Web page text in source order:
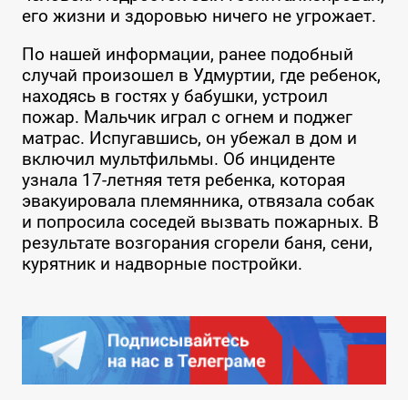
его жизни и здоровью ничего не угрожает.
По нашей информации, ранее подобный
случай произошел в Удмуртии, где ребенок,
находясь в гостях у бабушки, устроил
пожар. Мальчик играл с огнем и поджег
матрас. Испугавшись, он убежал в дом и
включил мультфильмы. Об инциденте
узнала 17-летняя тетя ребенка, которая
эвакуировала племянника, отвязала собак
и попросила соседей вызвать пожарных. В
результате возгорания сгорели баня, сени,
курятник и надворные постройки.